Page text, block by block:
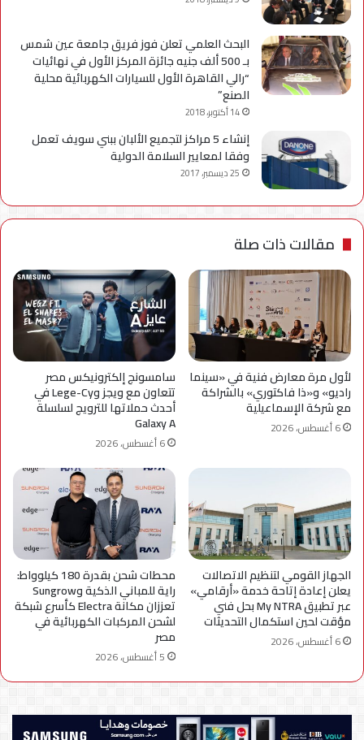
البحث العلمي تعلن فوز فريق جامعة عين شمس
بـ 500 ألف جنيه جائزة المركز الأول في نهائيات
“رالي القاهرة الأول للسيارات الكهربائية محلية
الصنع”
14 أكتوبر، 2018
إنشاء 5 مراكز لتجميع الألبان ببني سويف تعمل
وفقا لمعايير السلامة الدولية
25 ديسمبر، 2017
مقالات ذات صلة
لأول مرة معارض فنية في «سينما
راديو» و«ذا فاكتوري» بالشراكة
مع شركة الإسماعيلية
6 أغسطس، 2026
سامسونج إلكترونيكس مصر
تتعاون مع ويجز وLege-Cy في
أحدث حملاتها للترويج لسلسلة
Galaxy A
6 أغسطس، 2026
الجهاز القومي لتنظيم الاتصالات
يعلن إعادة إتاحة خدمة «أرقامي»
عبر تطبيق My NTRA بحل فني
مؤقت لحين استكمال التحديثات
6 أغسطس، 2026
محطات شحن بقدرة 180 كيلوواط:
راية للمباني الذكية وSungrow
تعززان مكانة Electra كأسرع شبكة
لشحن المركبات الكهربائية في
مصر
5 أغسطس، 2026